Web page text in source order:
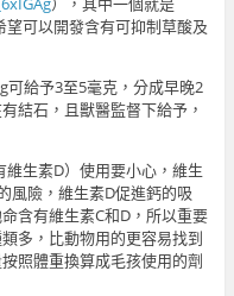
望可以開發含有可抑制草酸及
可給予3至5毫克，分成早晚2
結石，且獸醫監督下給予，
生素D）使用要小心，維生
風險，維生素D促進鈣的吸
含有維生素C和D，所以重要
多，比動物用的更容易找到
照體重換算成毛孩使用的劑